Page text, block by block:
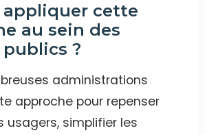
appliquer cette
au sein des
?
administrations
approche pour repenser
usagers, simplifier les